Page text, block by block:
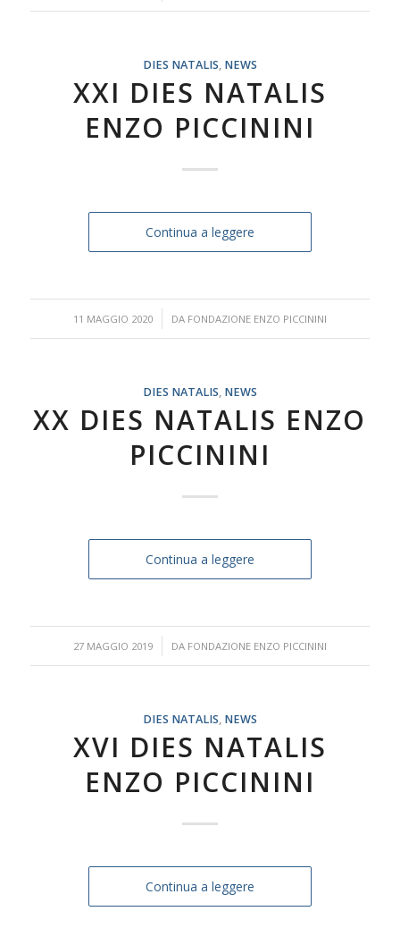
DIES NATALIS, NEWS
XXI DIES NATALIS
ENZO PICCININI
Continua a leggere
11 MAGGIO 2020
/ DA FONDAZIONE ENZO PICCININI
DIES NATALIS, NEWS
XX DIES NATALIS ENZO
PICCININI
Continua a leggere
27 MAGGIO 2019
/ DA FONDAZIONE ENZO PICCININI
DIES NATALIS, NEWS
XVI DIES NATALIS
ENZO PICCININI
Continua a leggere